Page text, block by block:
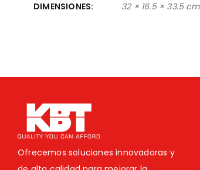
DIMENSIONES
32 × 16.5 × 33.5 cm
Ofrecemos soluciones innovadoras y